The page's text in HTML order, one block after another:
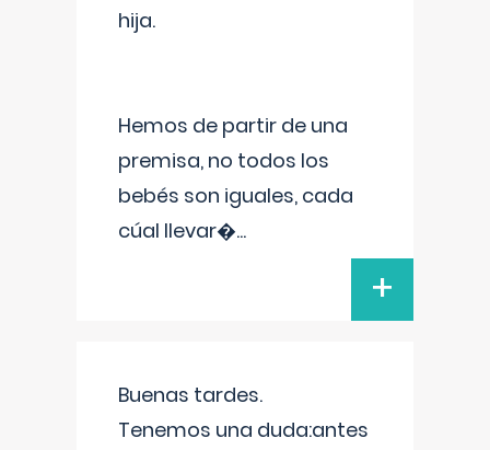
hija.
Hemos de partir de una
premisa, no todos los
bebés son iguales, cada
cúal llevar�...
+
Buenas tardes.
Tenemos una duda:antes